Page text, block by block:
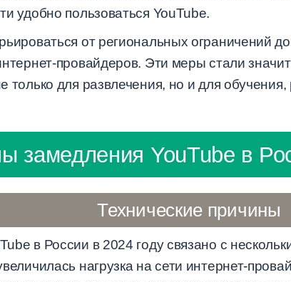
удобно пользоваться YouTube.
от региональных ограничений
провайдеров. Эти меры стали
только для развлечения, но и для
замедления YouTube в
Технические причины
в России в 2024 году связано с
нагрузка на сети интернет-